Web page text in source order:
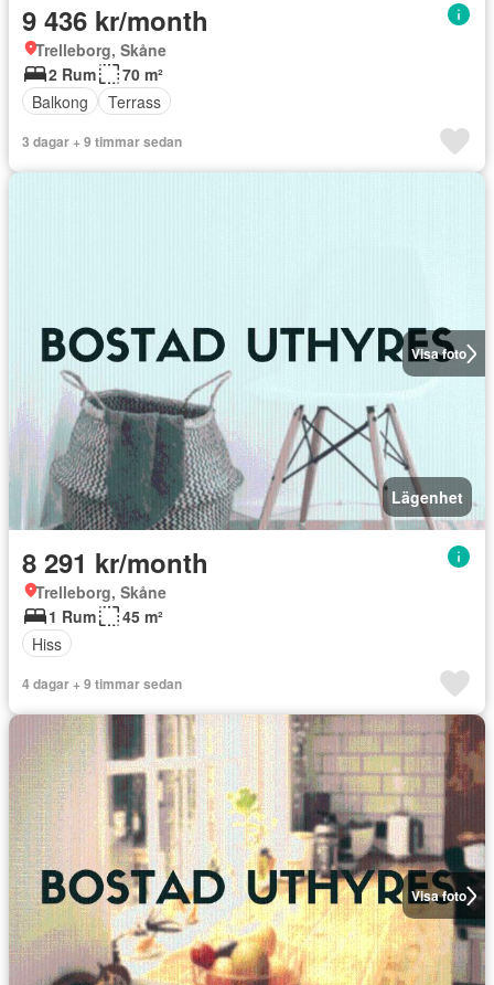
9 436 kr/month
Trelleborg, Skåne
2 Rum
70 m²
Balkong
Terrass
3 dagar + 9 timmar sedan
Visa foto
Lägenhet
8 291 kr/month
Trelleborg, Skåne
1 Rum
45 m²
Hiss
4 dagar + 9 timmar sedan
Visa foto